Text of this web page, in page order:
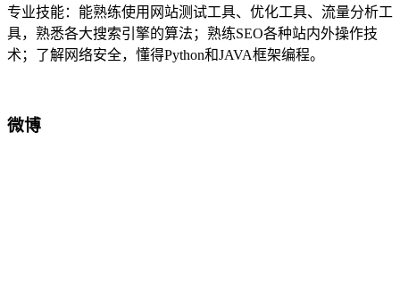
专业技能：能熟练使用网站测试工具、优化工具、流量分析工
具，熟悉各大搜索引擎的算法；熟练SEO各种站内外操作技
术；了解网络安全，懂得Python和JAVA框架编程。
微博